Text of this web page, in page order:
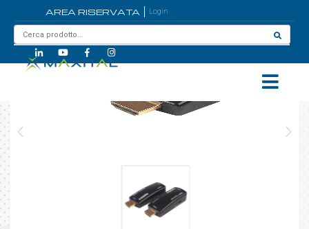
AREA RISERVATA Login